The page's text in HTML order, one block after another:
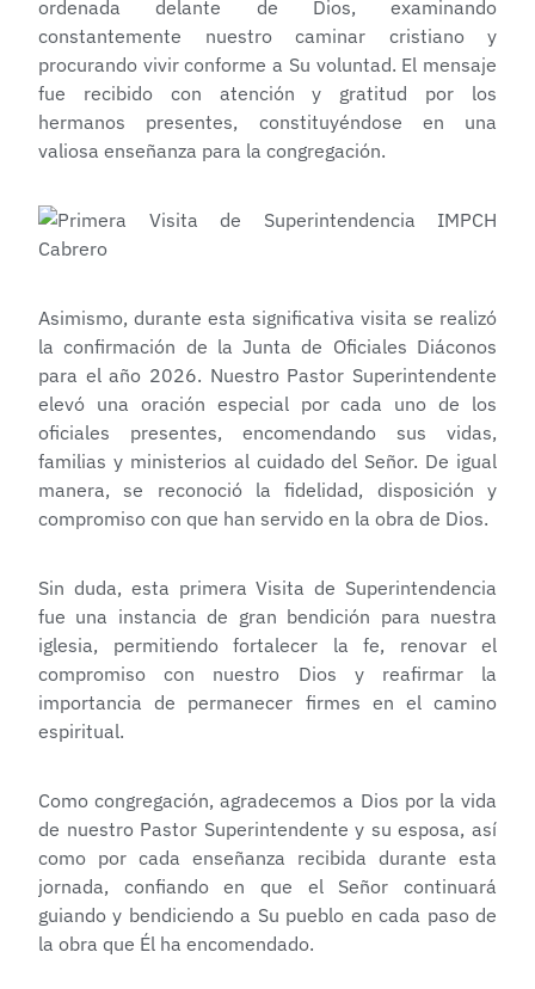
ordenada delante de Dios, examinando
constantemente nuestro caminar cristiano y
procurando vivir conforme a Su voluntad. El mensaje
fue recibido con atención y gratitud por los
hermanos presentes, constituyéndose en una
valiosa enseñanza para la congregación.
Asimismo, durante esta significativa visita se realizó
la confirmación de la Junta de Oficiales Diáconos
para el año 2026. Nuestro Pastor Superintendente
elevó una oración especial por cada uno de los
oficiales presentes, encomendando sus vidas,
familias y ministerios al cuidado del Señor. De igual
manera, se reconoció la fidelidad, disposición y
compromiso con que han servido en la obra de Dios.
Sin duda, esta primera Visita de Superintendencia
fue una instancia de gran bendición para nuestra
iglesia, permitiendo fortalecer la fe, renovar el
compromiso con nuestro Dios y reafirmar la
importancia de permanecer firmes en el camino
espiritual.
Como congregación, agradecemos a Dios por la vida
de nuestro Pastor Superintendente y su esposa, así
como por cada enseñanza recibida durante esta
jornada, confiando en que el Señor continuará
guiando y bendiciendo a Su pueblo en cada paso de
la obra que Él ha encomendado.